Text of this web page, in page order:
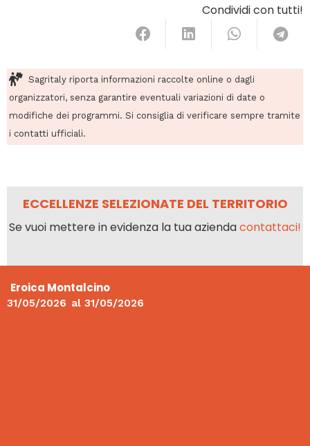
Condividi con tutti!
Sagritaly riporta informazioni raccolte online o dagli
organizzatori, senza garantire eventuali variazioni di date o
modifiche dei programmi. Si consiglia di verificare sempre tramite
i contatti ufficiali.
ECCELLENZE SELEZIONATE DEL TERRITORIO
Se vuoi mettere in evidenza la tua aziendacontattaci!
Eroica Montalcino
31/05/2026 al 31/05/2026